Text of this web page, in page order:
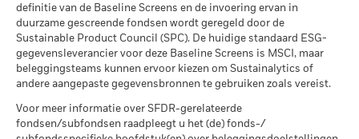
verleden.In het verleden behaalde resultaten vormen geen
betrouwbare indicator voor toekomstige resultaten. Markten
kunnen zich in de toekomst heel anders ontwikkelen. Het kan
u helpen om te beoordelen hoe het fonds in het verleden
werd beheerd
De prestaties worden weergegeven op basis van de netto-
inventariswaarde (NIW), waarbij de bruto-inkomsten, indien
van toepassing, worden herbelegd. Het rendement van uw
De blootstellingen van BlackRock inzake betrokkenheid van
het bedrijfsleven, zoals hierboven weergegeven voor
Ketelkool en Oliezand, worden berekend en gerapporteerd
voor bedrijven die meer dan 5% van hun inkomsten
genereren uit ketelkool of oliezand zoals bepaald door MSCI
inkomsten genereren uit ketelkool of oliezand (met een
inkomstendrempel van 0%), zoals bepaald door MSCI ESG
definitie van de Baseline Screens en de invoering ervan in
duurzame gescreende fondsen wordt geregeld door de
Sustainable Product Council (SPC). De huidige standaard ESG-
gegevensleverancier voor deze Baseline Screens is MSCI, maar
beleggingsteams kunnen ervoor kiezen om Sustainalytics of
andere aangepaste gegevensbronnen te gebruiken zoals vereist.
Voor meer informatie over SFDR-gerelateerde
fondsen/subfondsen raadpleegt u het (de) fonds-/